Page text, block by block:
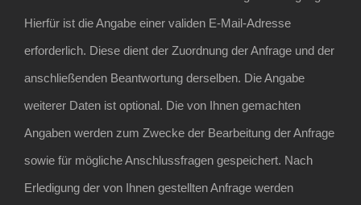
Hierfür ist die Angabe einer validen E-Mail-Adresse
erforderlich. Diese dient der Zuordnung der Anfrage und der
anschließenden Beantwortung derselben. Die Angabe
weiterer Daten ist optional. Die von Ihnen gemachten
Angaben werden zum Zwecke der Bearbeitung der Anfrage
sowie für mögliche Anschlussfragen gespeichert. Nach
Erledigung der von Ihnen gestellten Anfrage werden